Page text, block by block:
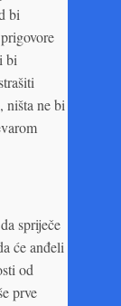
bi
bi
ništa ne bi
spriječe
će anđeli
od
prve